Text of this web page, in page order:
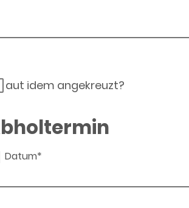
aut idem angekreuzt?
Datum*